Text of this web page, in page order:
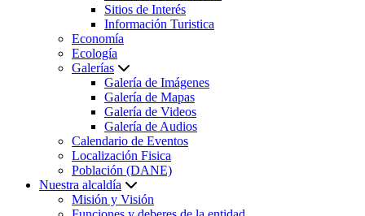
Sitios de Interés
Información Turistica
Economía
Ecología
Galerías
Galería de Imágenes
Galería de Mapas
Galería de Videos
Galería de Audios
Calendario de Eventos
Localización Fisica
Población (DANE)
Nuestra alcaldía
Misión y Visión